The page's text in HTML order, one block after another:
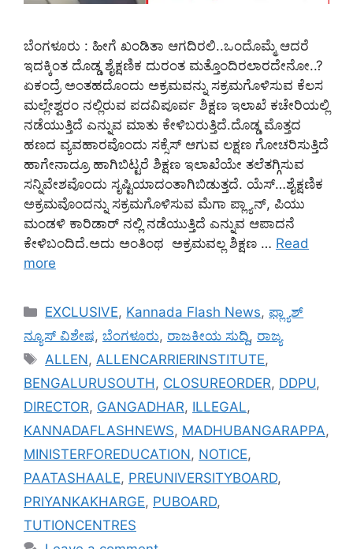
ಬೆಂಗಳೂರು : ಹೀಗೆ ಖಂಡಿತಾ ಆಗದಿರಲಿ..ಒಂದೊಮ್ಮೆ ಆದರೆ
ಇದಕ್ಕಿಂತ ದೊಡ್ಡ ಶೈಕ್ಷಣಿಕ ದುರಂತ ಮತ್ತೊಂದಿರಲಾರದೇನೋ..?
ಏಕಂದ್ರೆ ಅಂತಹದೊಂದು ಅಕ್ರಮವನ್ನು ಸಕ್ರಮಗೊಳಿಸುವ ಕೆಲಸ
ಮಲ್ಲೇಶ್ವರಂ ನಲ್ಲಿರುವ ಪದವಿಪೂರ್ವ ಶಿಕ್ಷಣ ಇಲಾಖೆ ಕಚೇರಿಯಲ್ಲಿ
ನಡೆಯುತ್ತಿದೆ ಎನ್ನುವ ಮಾತು ಕೇಳಿಬರುತ್ತಿದೆ.ದೊಡ್ಡ ಮೊತ್ತದ
ಹಣದ ವ್ಯವಹಾರವೊಂದು ಸಕ್ಸೆಸ್ ಆಗುವ ಲಕ್ಷಣ ಗೋಚರಿಸುತ್ತಿದೆ
ಹಾಗೇನಾದ್ರೂ ಹಾಗಿಬಿಟ್ಟರೆ ಶಿಕ್ಷಣ ಇಲಾಖೆಯೇ ತಲೆತಗ್ಗಿಸುವ
ಸನ್ನಿವೇಶವೊಂದು ಸೃಷ್ಟಿಯಾದಂತಾಗಿಬಿಡುತ್ತದೆ. ಯೆಸ್…ಶೈಕ್ಷಣಿಕ
ಅಕ್ರಮವೊಂದನ್ನು ಸಕ್ರಮಗೊಳಿಸುವ ಮೆಗಾ ಪ್ಲ್ಯಾನ್, ಪಿಯು
ಮಂಡಳಿ ಕಾರಿಡಾರ್ ನಲ್ಲಿ ನಡೆಯುತ್ತಿದೆ ಎನ್ನುವ ಆಪಾದನೆ
ಕೇಳಿಬಂದಿದೆ.ಅದು ಅಂತಿಂಥ ಅಕ್ರಮವಲ್ಲ ಶಿಕ್ಷಣ … Read
more
Categories
EXCLUSIVE, Kannada Flash News, ಫ್ಲ್ಯಾಶ್
ನ್ಯೂಸ್ ವಿಶೇಷ, ಬೆಂಗಳೂರು, ರಾಜಕೀಯ ಸುದ್ದಿ, ರಾಜ್ಯ
Tags
ALLEN, ALLENCARRIERINSTITUTE,
BENGALURUSOUTH , CLOSUREORDER, DDPU,
DIRECTOR, GANGADHAR, ILLEGAL,
KANNADAFLASHNEWS, MADHUBANGARAPPA,
MINISTERFOREDUCATION, NOTICE,
PAATASHAALE, PREUNIVERSITYBOARD,
PRIYANKAKHARGE, PUBOARD,
TUTIONCENTRES